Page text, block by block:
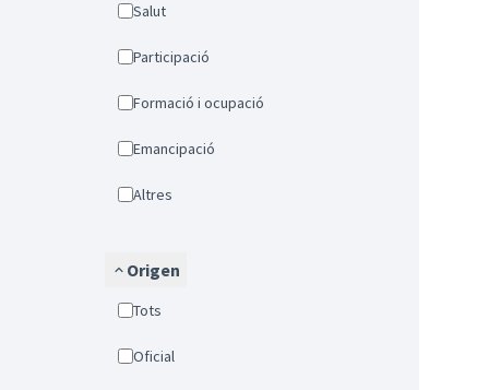
Salut
Participació
Formació i ocupació
Emancipació
Altres
Origen
Tots
Oficial